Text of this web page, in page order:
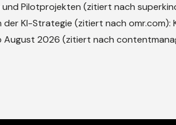
Pilotprojekten (zitiert nach
der KI-Strategie (zitiert nach omr.com):
August 2026 (zitiert nach